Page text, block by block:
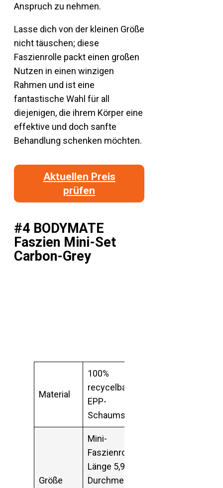
Anspruch zu nehmen.
Lasse dich von der kleinen Größe
nicht täuschen; diese
Faszienrolle packt einen großen
Nutzen in einen winzigen
Rahmen und ist eine
fantastische Wahl für all
diejenigen, die ihrem Körper eine
effektive und doch sanfte
Behandlung schenken möchten.
Aktuellen Preis
prüfen
#4 BODYMATE
Faszien Mini-Set
Carbon-Grey
Material
100%
recycelbarer
EPP-
Schaumstoff
Größe
Mini-
Faszienrolle:
Länge 5,9″ /
Durchmesser